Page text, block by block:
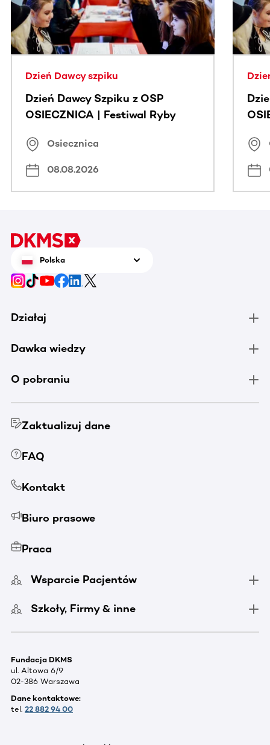
Dzień Dawcy szpiku
Dzień Dawcy Szpiku z OSP
OSIECZNICA | Festiwal Ryby
Osiecznica
08.08.2026
Polska
Działaj
Dawka wiedzy
O pobraniu
Zaktualizuj dane
FAQ
Kontakt
Biuro prasowe
Praca
Wsparcie Pacjentów
Szkoły, Firmy & inne
Fundacja DKMS
ul. Altowa 6/9
02-386 Warszawa
Dane kontaktowe:
tel. 22 882 94 00